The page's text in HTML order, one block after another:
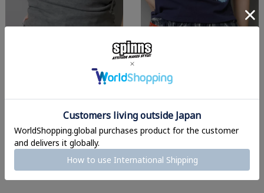
チェーンベルト/クロス
¥880 税込